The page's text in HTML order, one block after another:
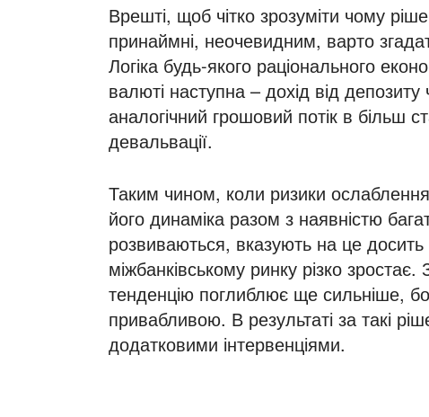
Врешті, щоб чітко зрозуміти чому
принаймні, неочевидним, варто
Логіка будь-якого раціонального
валюті наступна – дохід від депозиту
аналогічний грошовий потік в більш
девальвації.
Таким чином, коли ризики
його динаміка разом з наявністю
розвиваються, вказують на це
міжбанківському ринку різко
тенденцію поглиблює ще сильніше,
привабливою. В результаті за такі
додатковими інтервенціями.